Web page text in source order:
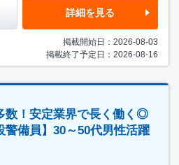
詳細を見る
掲載開始日：2026-08-03
掲載終了予定日：2026-08-16
数！安定業界で長く働く◎
警備員】30～50代男性活躍